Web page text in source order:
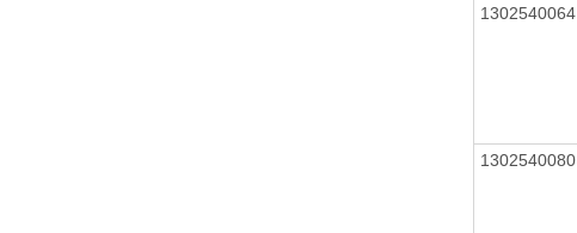
1302540064
1302540080